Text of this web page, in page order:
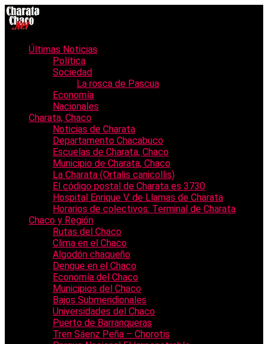
Últimas Noticias
Política
Sociedad
La rosca de Pascua
Economía
Nacionales
Charata, Chaco
Noticias de Charata
Departamento Chacabuco
Escuelas de Charata, Chaco
Municipio de Charata, Chaco
La Charata (Ortalis canicollis)
El código postal de Charata es 3730
Hospital Enrique V. de Llamas de Charata
Horarios de colectivos: Terminal de Charata
Chaco y Región
Rutas del Chaco
Clima en el Chaco
Algodón chaqueño
Dengue en el Chaco
Economía del Chaco
Municipios del Chaco
Bajos Submeridionales
Universidades del Chaco
Puerto de Barranqueras
Tren Sáenz Peña – Chorotis